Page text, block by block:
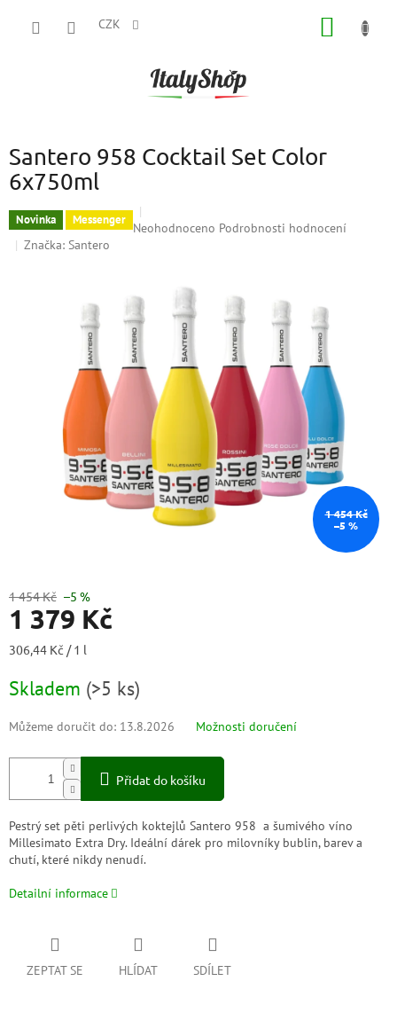
CZK
Santero 958 Cocktail Set Color
6x750ml
Novinka Messenger Průměrné
0,0
5
hvězdiček.
Neohodnoceno Podrobnosti hodnocení
Značka: Santero
1 454 Kč
–5 %
1 454 Kč –5 %
1 379 Kč
Měrná
306,44 Kč / 1 l
Skladem (>5 ks)
Můžeme doručit do: 13.8.2026 Možnosti doručení
Přidat do košíku
Pestrý set pěti perlivých koktejlů Santero 958 a šumivého víno
Millesimato Extra Dry. Ideální dárek pro milovníky bublin, barev a
chutí, které nikdy nenudí.
Detailní informace
ZEPTAT SE HLÍDAT SDÍLET